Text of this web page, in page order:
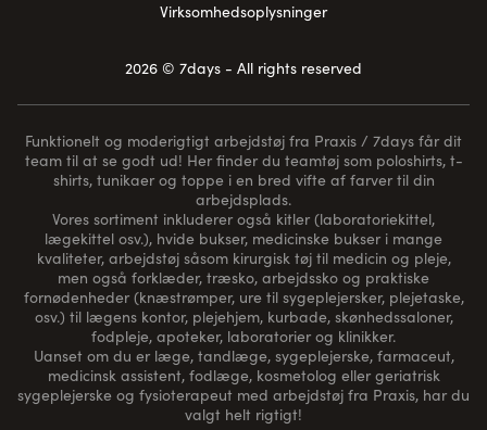
Virksomhedsoplysninger
2026 © 7days - All rights reserved
Funktionelt og moderigtigt arbejdstøj fra Praxis / 7days får dit
team til at se godt ud! Her finder du teamtøj som poloshirts, t-
shirts, tunikaer og toppe i en bred vifte af farver til din
arbejdsplads.
Vores sortiment inkluderer også kitler (laboratoriekittel,
lægekittel osv.), hvide bukser, medicinske bukser i mange
kvaliteter, arbejdstøj såsom kirurgisk tøj til medicin og pleje,
men også forklæder, træsko, arbejdssko og praktiske
fornødenheder (knæstrømper, ure til sygeplejersker, plejetaske,
osv.) til lægens kontor, plejehjem, kurbade, skønhedssaloner,
fodpleje, apoteker, laboratorier og klinikker.
Uanset om du er læge, tandlæge, sygeplejerske, farmaceut,
medicinsk assistent, fodlæge, kosmetolog eller geriatrisk
sygeplejerske og fysioterapeut med arbejdstøj fra Praxis, har du
valgt helt rigtigt!